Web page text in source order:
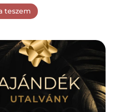
teszem